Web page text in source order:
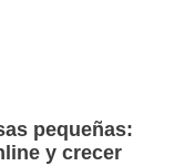
pequeñas:
y crecer